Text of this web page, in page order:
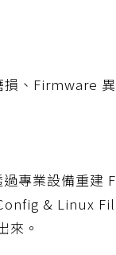
、Firmware 異
專業設備重建
& Linux
來。